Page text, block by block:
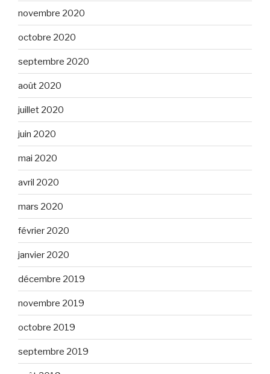
novembre 2020
octobre 2020
septembre 2020
août 2020
juillet 2020
juin 2020
mai 2020
avril 2020
mars 2020
février 2020
janvier 2020
décembre 2019
novembre 2019
octobre 2019
septembre 2019